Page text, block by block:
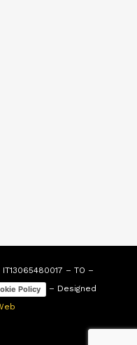
– TO –
Policy
– Designed